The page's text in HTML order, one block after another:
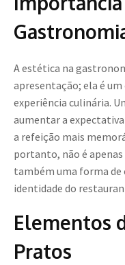
A estética na
apresentação; ela é
experiência culinária.
aumentar a
a refeição mais
portanto, não é apenas
também uma forma de
identidade do
Elementos
Pratos